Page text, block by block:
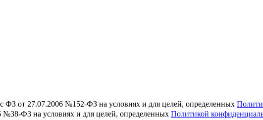
ФЗ от 27.07.2006 №152-ФЗ на условиях и для целей, определенных
№38-ФЗ на условиях и для целей, определенных Политикой